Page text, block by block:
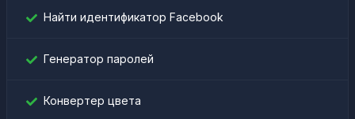
Найти идентификатор Facebook
Генератор паролей
Конвертер цвета